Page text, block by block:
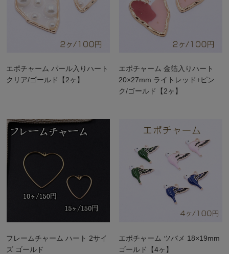
エポチャーム パール入りハート
クリア/ゴールド【2ヶ】
エポチャーム 金箔入りハート
20×27mm ライトレッド+ピン
ク/ゴールド【2ヶ】
フレームチャーム ハート 2サイ
ズ ゴールド
エポチャーム ツバメ 18×19mm
ゴールド【4ヶ】